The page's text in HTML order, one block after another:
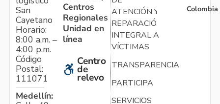
San
Cayetano
Horario:
8:00 a.m. –
4:00 p.m.
Código
Postal:
111071
Medellín:
Centros
Regionales
Unidad en
línea
Centro
de
relevo
ATENCIÓN Y
REPARACIÓN
INTEGRAL A
VÍCTIMAS
TRANSPARENCIA
PARTICIPA
SERVICIOS
Colombia